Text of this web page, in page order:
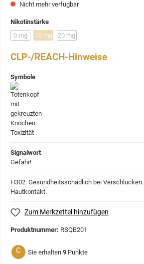
Nicht mehr verfügbar
Nikotinstärke
0 mg
10 mg 20 mg
CLP-/REACH-Hinweise
Symbole
Signalwort
Gefahr!
H302: Gesundheitsschädlich bei Verschlucken.
Hautkontakt.
Zum Merkzettel hinzufügen
Produktnummer: RSQB201
C Sie erhalten 9 Punkte